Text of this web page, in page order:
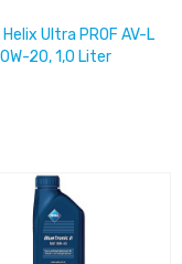
Helix Ultra PROF AV-L
0W-20, 1,0 Liter